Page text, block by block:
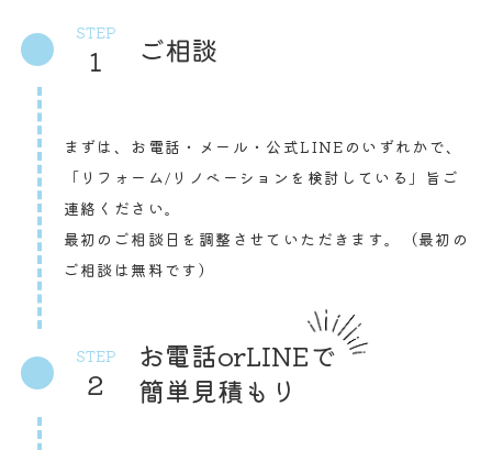
STEP
1 ご相談
まずは、お電話・メール・公式LINEのいずれかで、
「リフォーム/リノベーションを検討している」旨ご
連絡ください。
最初のご相談日を調整させていただきます。（最初の
ご相談は無料です）
STEP
2
お電話orLINEで
簡単見積もり